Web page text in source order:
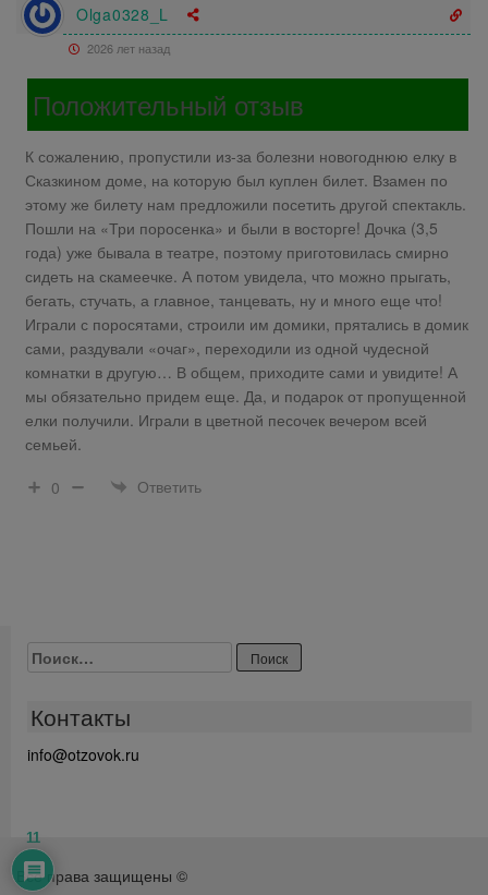
Olga0328_L
2026 лет назад
Положительный отзыв
К сожалению, пропустили из-за болезни новогоднюю елку в
Сказкином доме, на которую был куплен билет. Взамен по
этому же билету нам предложили посетить другой спектакль.
Пошли на «Три поросенка» и были в восторге! Дочка (3,5
года) уже бывала в театре, поэтому приготовилась смирно
сидеть на скамеечке. А потом увидела, что можно прыгать,
бегать, стучать, а главное, танцевать, ну и много еще что!
Играли с поросятами, строили им домики, прятались в домик
сами, раздували «очаг», переходили из одной чудесной
комнатки в другую… В общем, приходите сами и увидите! А
мы обязательно придем еще. Да, и подарок от пропущенной
елки получили. Играли в цветной песочек вечером всей
семьей.
0
Ответить
Найти:
Контакты
info@otzovok.ru
Все права защищены ©
11